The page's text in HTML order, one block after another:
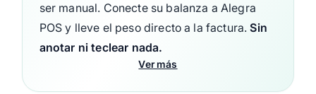
ser manual. Conecte su balanza a Alegra
POS y lleve el peso directo a la factura.Sin
anotar ni teclear nada.
Ver más